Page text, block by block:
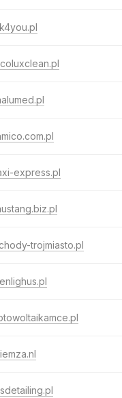
express.pl
trojmiasto.pl